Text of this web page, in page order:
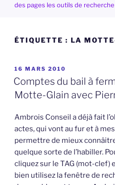
des pages les outils de
ÉTIQUETTE : LA
PUBLIÉ
LE
16 MARS 2010
Comptes du bail à
Motte-Glain avec
Ambrois Conseil a déjà fait
actes, qui vont au fur et à
permettre de mieux
quelque sorte de l’habiller.
cliquez sur le TAG (mot-clef)
bien utilisez la fenêtre de